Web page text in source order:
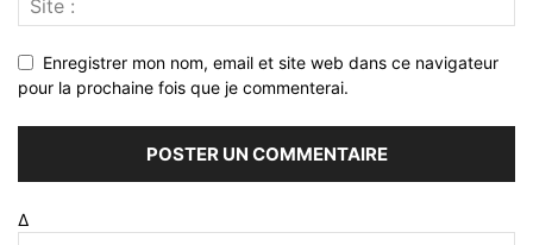
Enregistrer mon nom, email et site web dans ce navigateur
pour la prochaine fois que je commenterai.
Δ